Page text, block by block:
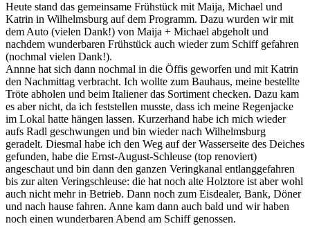
Heute stand das gemeinsame Frühstück mit Maija, Michael und
Katrin in Wilhelmsburg auf dem Programm. Dazu wurden wir mit
dem Auto (vielen Dank!) von Maija + Michael abgeholt und
nachdem wunderbaren Frühstück auch wieder zum Schiff gefahren
(nochmal vielen Dank!).
Annne hat sich dann nochmal in die Öffis geworfen und mit Katrin
den Nachmittag verbracht. Ich wollte zum Bauhaus, meine bestellte
Tröte abholen und beim Italiener das Sortiment checken. Dazu kam
es aber nicht, da ich feststellen musste, dass ich meine Regenjacke
im Lokal hatte hängen lassen. Kurzerhand habe ich mich wieder
aufs Radl geschwungen und bin wieder nach Wilhelmsburg
geradelt. Diesmal habe ich den Weg auf der Wasserseite des Deiches
gefunden, habe die Ernst-August-Schleuse (top renoviert)
angeschaut und bin dann den ganzen Veringkanal entlanggefahren
bis zur alten Veringschleuse: die hat noch alte Holztore ist aber wohl
auch nicht mehr in Betrieb. Dann noch zum Eisdealer, Bank, Döner
und nach hause fahren. Anne kam dann auch bald und wir haben
noch einen wunderbaren Abend am Schiff genossen.